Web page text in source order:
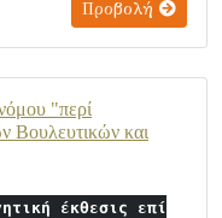
Προβολή
"περί
Βουλευτικών και
έκθεσις επί